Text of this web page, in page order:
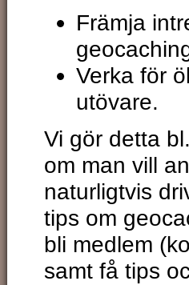
Främja
Verka för
utövare.
Vi gör detta
om man vill
naturligtvis
tips om
bli medlem
samt få tips